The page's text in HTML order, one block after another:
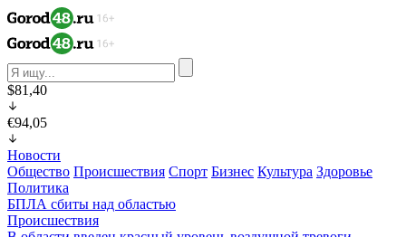
$81,40
€94,05
Новости
Общество Происшествия Спорт Бизнес Культура Здоровье
Политика
БПЛА сбиты над областью
Происшествия